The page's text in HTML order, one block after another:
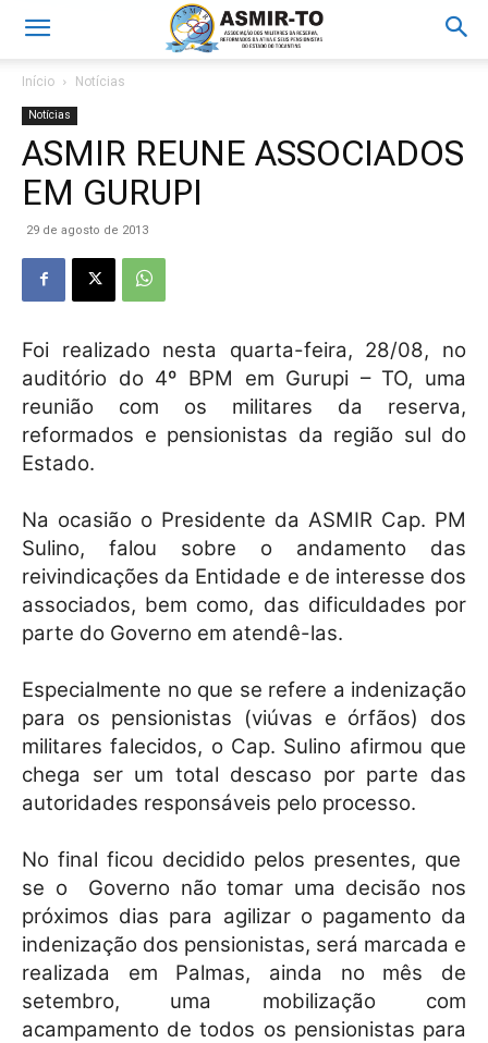
Início Notícias
Notícias
ASMIR REUNE ASSOCIADOS
EM GURUPI
29 de agosto de 2013
Foi realizado nesta quarta-feira, 28/08, no
auditório do 4º BPM em Gurupi – TO, uma
reunião com os militares da reserva,
reformados e pensionistas da região sul do
Estado.
Na ocasião o Presidente da ASMIR Cap. PM
Sulino, falou sobre o andamento das
reivindicações da Entidade e de interesse dos
associados, bem como, das dificuldades por
parte do Governo em atendê-las.
Especialmente no que se refere a indenização
para os pensionistas (viúvas e órfãos) dos
militares falecidos, o Cap. Sulino afirmou que
chega ser um total descaso por parte das
autoridades responsáveis pelo processo.
No final ficou decidido pelos presentes, que
se o
Governo não tomar uma decisão nos
próximos dias para agilizar o pagamento da
indenização dos pensionistas, será marcada e
realizada em Palmas, ainda no mês de
setembro, uma mobilização com
acampamento de todos os pensionistas para